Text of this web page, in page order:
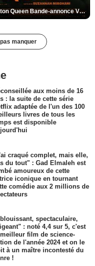
Cotton Queen Bande-annonce VO STFR
manquer
aux moins de 16
: la suite de cette série
adaptée de l'un des 100
livres de tous les
est disponible
craqué complet, mais elle,
du tout" : Gad Elmaleh est
amoureux de cette
iconique en tournant
comédie aux 2 millions de
spectaculaire,
: noté 4,4 sur 5, c'est
meilleur film de science-
de l'année 2024 et on le
à un maître incontesté du
!